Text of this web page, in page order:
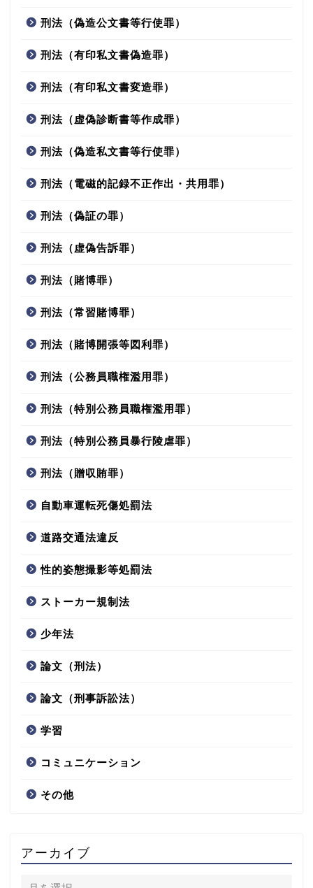
刑法（偽造公文書等行使罪）
刑法（有印私文書偽造罪）
刑法（有印私文書変造罪）
刑法（虚偽診断書等作成罪）
刑法（偽造私文書等行使罪）
刑法（電磁的記録不正作出・共用罪）
刑法（偽証の罪）
刑法（虚偽告訴罪）
刑法（賭博罪）
刑法（常習賭博罪）
刑法（賭博開張等図利罪）
刑法（公務員職権濫用罪）
刑法（特別公務員職権濫用罪）
刑法（特別公務員暴行陵虐罪）
刑法（贈収賄罪）
自動車運転死傷処罰法
道路交通法違反
性的姿態撮影等処罰法
ストーカー規制法
少年法
論文（刑法）
論文（刑事訴訟法）
学習
コミュニケーション
その他
アーカイブ